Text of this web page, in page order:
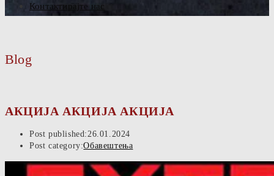
Контактирајте нас
Blog
АКЦИЈА АКЦИЈА АКЦИЈА
Post published:26.01.2024
Post category:Обавештења